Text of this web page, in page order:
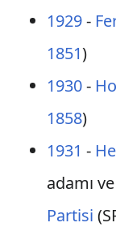
1929-
1851)
1930-
1858)
1931 -
adamı ve
Partisi